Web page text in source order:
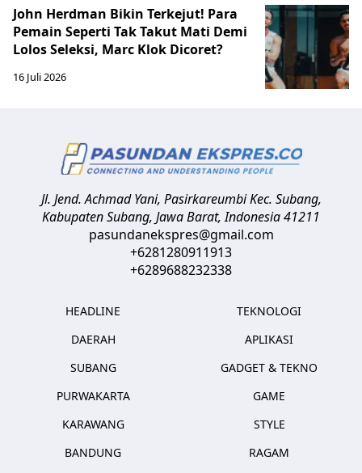
John Herdman Bikin Terkejut! Para
Pemain Seperti Tak Takut Mati Demi
Lolos Seleksi, Marc Klok Dicoret?
16 Juli 2026
Jl. Jend. Achmad Yani, Pasirkareumbi Kec. Subang,
Kabupaten Subang, Jawa Barat,Indonesia41211
pasundanekspres@gmail.com
+6281280911913
+6289688232338
HEADLINE
DAERAH
SUBANG
PURWAKARTA
KARAWANG
BANDUNG
TEKNOLOGI
APLIKASI
GADGET & TEKNO
GAME
STYLE
RAGAM